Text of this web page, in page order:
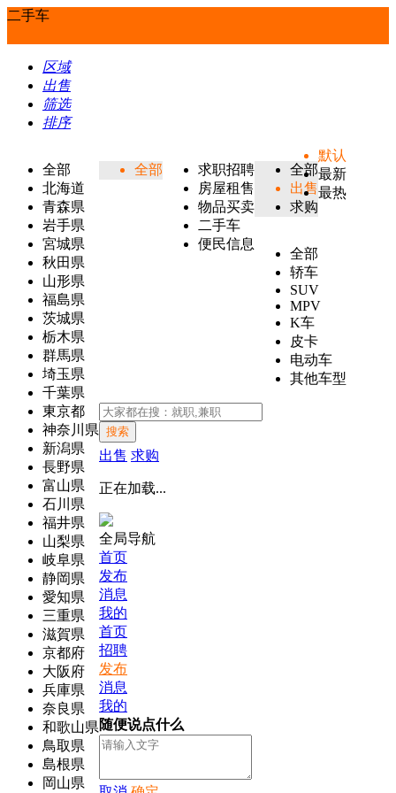
二手车
区域
出售
筛选
排序
全部
北海道
青森県
岩手県
宮城県
秋田県
山形県
福島県
茨城県
栃木県
群馬県
埼玉県
千葉県
東京都
神奈川県
新潟県
長野県
富山県
石川県
福井県
山梨県
岐阜県
静岡県
愛知県
三重県
滋賀県
京都府
大阪府
兵庫県
奈良県
和歌山県
鳥取県
島根県
岡山県
全部
求职招聘
房屋租售
物品买卖
二手车
便民信息
全部
出售
求购
全部
轿车
SUV
MPV
K车
皮卡
电动车
其他车型
默认
最新
最热
搜索
出售 求购
正在加载...
全局导航
首页
发布
消息
我的
首页
招聘
发布
消息
我的
随便说点什么